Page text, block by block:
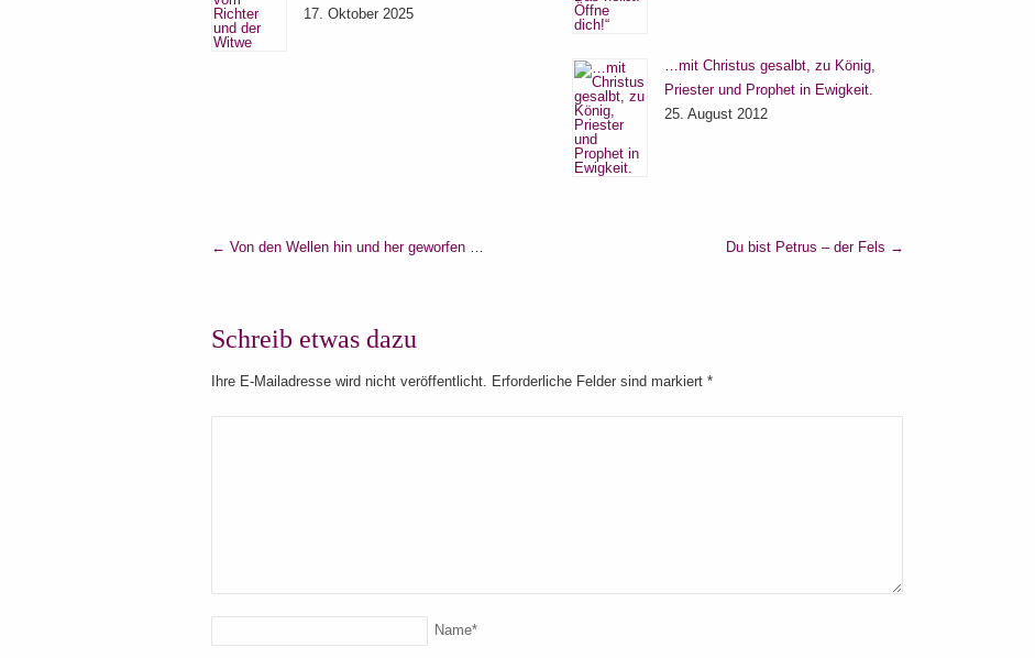
17. Oktober 2025
…mit Christus gesalbt, zu König,
Priester und Prophet in Ewigkeit.
25. August 2012
← Von den Wellen hin und her geworfen … Du bist Petrus – der Fels →
Schreib etwas dazu
Ihre E-Mailadresse wird nicht veröffentlicht. Erforderliche Felder sind markiert *
Name*